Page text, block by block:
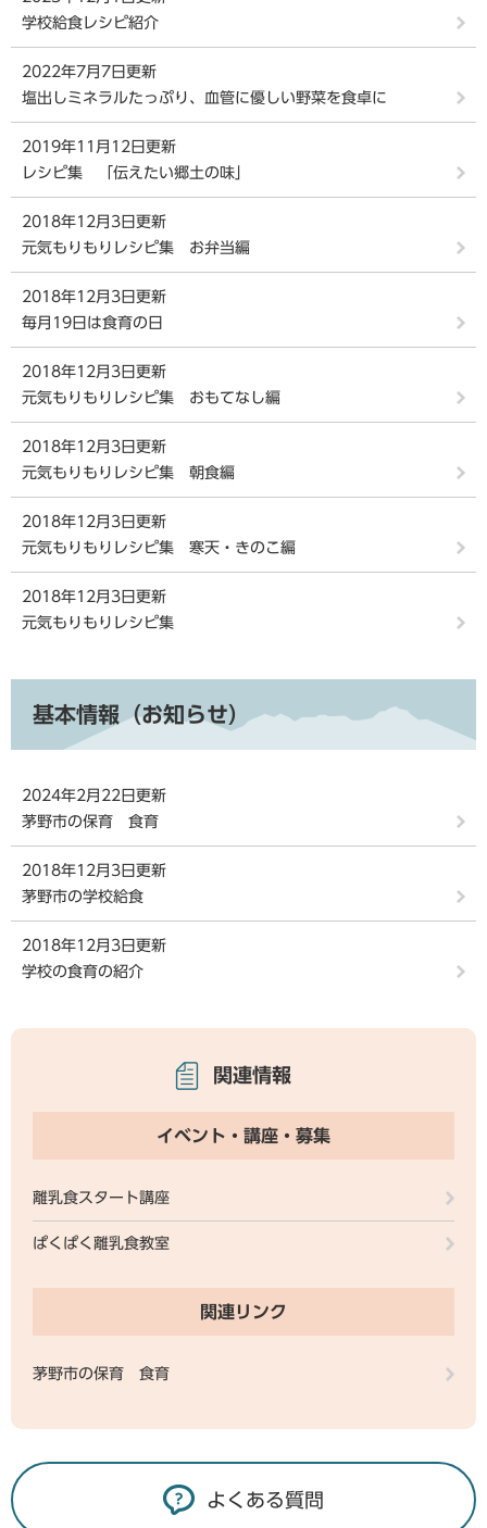
学校給食レシピ紹介
2022年7月7日更新
塩出しミネラルたっぷり、血管に優しい野菜を食卓に
2019年11月12日更新
レシピ集 「伝えたい郷土の味」
2018年12月3日更新
元気もりもりレシピ集 お弁当編
2018年12月3日更新
毎月19日は食育の日
2018年12月3日更新
元気もりもりレシピ集 おもてなし編
2018年12月3日更新
元気もりもりレシピ集 朝食編
2018年12月3日更新
元気もりもりレシピ集 寒天・きのこ編
2018年12月3日更新
元気もりもりレシピ集
基本情報（お知らせ）
2024年2月22日更新
茅野市の保育 食育
2018年12月3日更新
茅野市の学校給食
2018年12月3日更新
学校の食育の紹介
関連情報
イベント・講座・募集
離乳食スタート講座
ぱくぱく離乳食教室
関連リンク
茅野市の保育 食育
よくある質問